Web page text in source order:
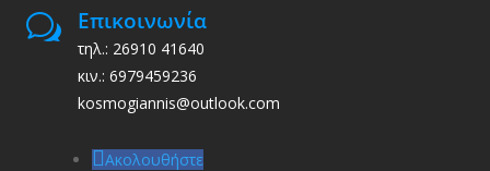
w Επικοινωνία
τηλ.: 26910 41640
κιν.: 6979459236
kosmogiannis@outlook.com
Ακολουθήστε